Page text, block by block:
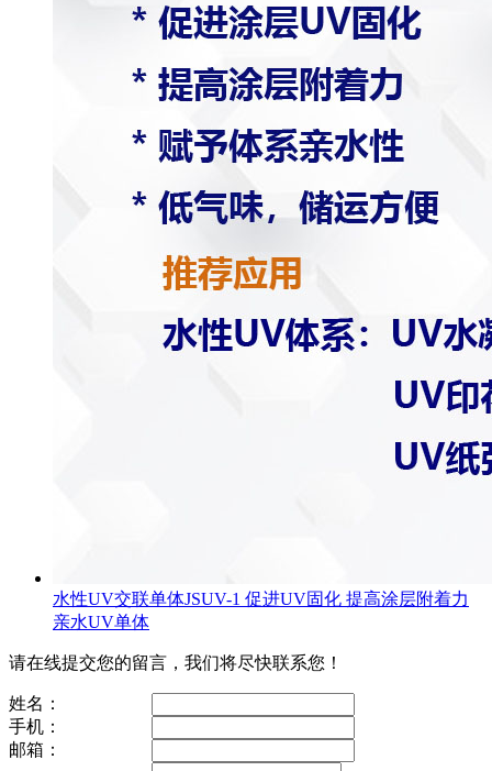
水性UV交联单体JSUV-1 促进UV固化 提高涂层附着力
亲水UV单体
请在线提交您的留言，我们将尽快联系您！
姓名：
手机：
邮箱：